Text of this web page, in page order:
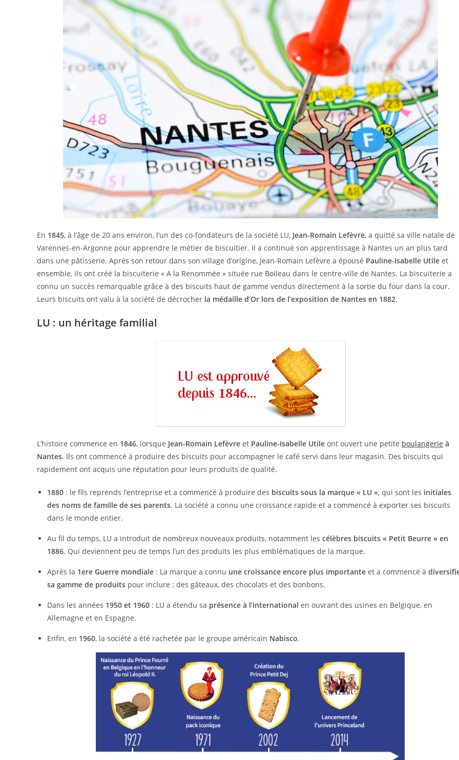
En 1845, à l’âge de 20 ans environ, l’un des co-fondateurs de la société LU, Jean-Romain Lefèvre, a quitté sa ville natale de
Varennes-en-Argonne pour apprendre le métier de biscuitier. Il a continué son apprentissage à Nantes un an plus tard
dans une pâtisserie. Après son retour dans son village d’origine, Jean-Romain Lefèvre a épousé Pauline-Isabelle Utile et
ensemble, ils ont créé la biscuiterie « A la Renommée » située rue Boileau dans le centre-ville de Nantes. La biscuiterie a
connu un succès remarquable grâce à des biscuits haut de gamme vendus directement à la sortie du four dans la cour.
Leurs biscuits ont valu à la société de décrocher la médaille d’Or lors de l’exposition de Nantes en 1882.
LU : un héritage familial
L’histoire commence en 1846, lorsque Jean-Romain Lefèvre et Pauline-Isabelle Utile ont ouvert une petite boulangerie à
Nantes. Ils ont commencé à produire des biscuits pour accompagner le café servi dans leur magasin. Des biscuits qui
rapidement ont acquis une réputation pour leurs produits de qualité.
1880 : le fils reprends l’entreprise et a commencé à produire des biscuits sous la marque « LU », qui sont les initiales
des noms de famille de ses parents. La société a connu une croissance rapide et a commencé à exporter ses biscuits
dans le monde entier.
Au fil du temps, LU a introduit de nombreux nouveaux produits, notamment les célèbres biscuits « Petit Beurre » en
1886. Qui deviennent peu de temps l’un des produits les plus emblématiques de la marque.
Après la 1ere Guerre mondiale : La marque a connu une croissance encore plus importante et a commencé à
sa gamme de produits pour inclure : des gâteaux, des chocolats et des bonbons.
Dans les années 1950 et 1960 : LU a étendu sa présence à l’international en ouvrant des usines en Belgique, en
Allemagne et en Espagne.
Enfin, en 1960, la société a été rachetée par le groupe américain Nabisco.